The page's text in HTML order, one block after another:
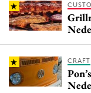
CRAFT